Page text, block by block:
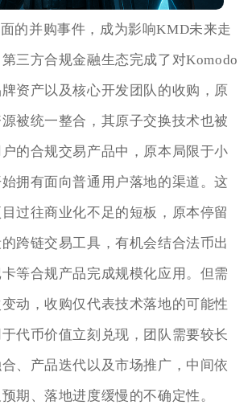
的并购事件，成为影响KMD未来走
三方合规金融生态完成了对Komodo
资产以及核心开发团队的收购，原
被统一整合，其原子交换技术也被
的合规交易产品中，原本局限于小
拥有面向普通用户落地的渠道。这
过往商业化不足的短板，原本停留
跨链交易工具，有机会结合法币出
等合规产品完成规模化应用。但需
动，收购仅代表技术落地的可能性
代币价值立刻兑现，团队需要较长
、产品迭代以及市场推广，中间依
期、落地进度缓慢的不确定性。